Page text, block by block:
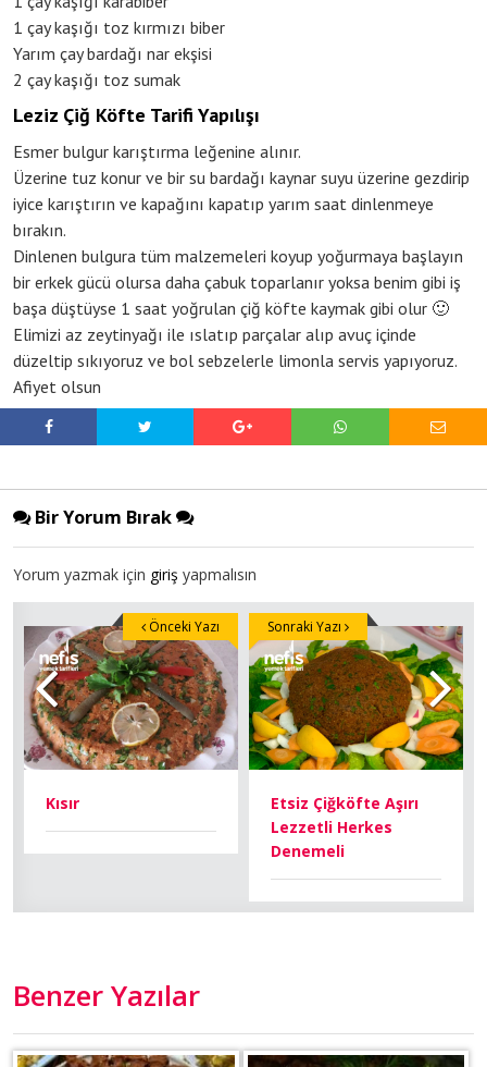
1 çay kaşığı toz kırmızı biber
Yarım çay bardağı nar ekşisi
2 çay kaşığı toz sumak
Leziz Çiğ Köfte Tarifi Yapılışı
Esmer bulgur karıştırma leğenine alınır.
Üzerine tuz konur ve bir su bardağı kaynar suyu üzerine gezdirip
iyice karıştırın ve kapağını kapatıp yarım saat dinlenmeye
bırakın.
Dinlenen bulgura tüm malzemeleri koyup yoğurmaya başlayın
bir erkek gücü olursa daha çabuk toparlanır yoksa benim gibi iş
başa düştüyse 1 saat yoğrulan çiğ köfte kaymak gibi olur 🙂
Elimizi az zeytinyağı ile ıslatıp parçalar alıp avuç içinde
düzeltip sıkıyoruz ve bol sebzelerle limonla servis yapıyoruz.
Afiyet olsun
Bir Yorum Bırak
Yorum yazmak için giriş yapmalısın
Kısır
Önceki Yazı
Etsiz Çiğköfte Aşırı
Lezzetli Herkes
Denemeli
Sonraki Yazı
Benzer Yazılar